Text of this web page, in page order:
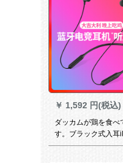
￥ 1,592 円(税込)
ダッカムが鶏を食べ
す。ブラック式入耳
6/8アル7 X Android